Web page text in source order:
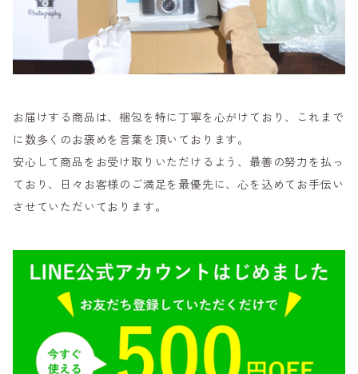
お届けする商品は、梱包を特に丁寧を心がけており、これまで
に数多くのお褒めを言葉を頂いております。
安心して商品をお受け取りいただけるよう、最善の努力を払っ
ており、日々お客様のご満足を最優先に、心を込めてお手伝い
させていただいております。